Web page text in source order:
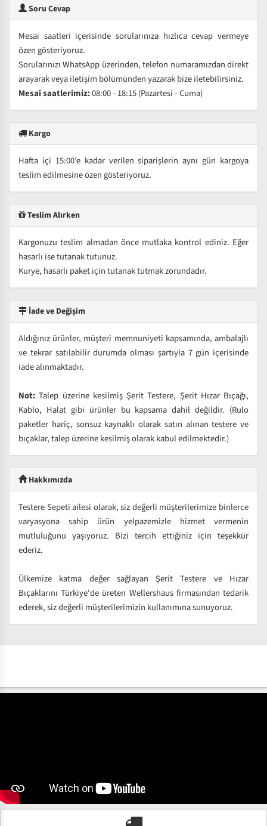
Soru Cevap
Mesai saatleri içerisinde sorularınıza hızlıca cevap vermeye
özen gösteriyoruz.
Sorularınızı WhatsApp üzerinden, telefon numaramızdan direkt
arayarak veya iletişim bölümünden yazarak bize iletebilirsiniz.
Mesai saatlerimiz:08:00 - 18:15 (Pazartesi - Cuma)
Kargo
Hafta içi 15:00’e kadar verilen siparişlerin aynı gün kargoya
teslim edilmesine özen gösteriyoruz.
Teslim Alırken
Kargonuzu teslim almadan önce mutlaka kontrol ediniz. Eğer
hasarlı ise tutanak tutunuz.
Kurye, hasarlı paket için tutanak tutmak zorundadır.
İade ve Değişim
Aldığınız ürünler, müşteri memnuniyeti kapsamında, ambalajlı
ve tekrar satılabilir durumda olması şartıyla 7 gün içerisinde
iade alınmaktadır.
Not: Talep üzerine kesilmiş Şerit Testere, Şerit Hızar Bıçağı,
Kablo, Halat gibi ürünler bu kapsama dahil değildir. (Rulo
paketler hariç, sonsuz kaynaklı olarak satın alınan testere ve
bıçaklar, talep üzerine kesilmiş olarak kabul edilmektedir.)
Hakkımızda
Testere Sepeti ailesi olarak, siz değerli müşterilerimize binlerce
varyasyona sahip ürün yelpazemizle hizmet vermenin
mutluluğunu yaşıyoruz. Bizi tercih ettiğiniz için teşekkür
ederiz.
Ülkemize katma değer sağlayan Şerit Testere ve Hızar
Bıçaklarını Türkiye'de üreten Wellershaus firmasından tedarik
ederek, siz değerli müşterilerimizin kullanımına sunuyoruz.